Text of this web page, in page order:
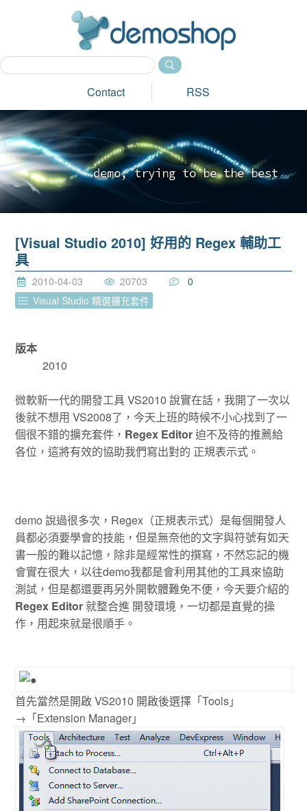
Contact RSS
demo, tryi ng to be the best_
[Visual Studio 2010] 好用的 Regex 輔助工
具
2010-04-03 20703
0
Visual Studio 精選擴充套件
版本
2010
微軟新一代的開發工具 VS2010 說實在話，我開了一次以
後就不想用 VS2008了，今天上班的時候不小心找到了一
個很不錯的擴充套件， Regex Editor迫不及待的推薦給
各位，這將有效的協助我們寫出對的 正規表示式。
demo 說過很多次，Regex（正規表示式）是每個開發人
員都必須要學會的技能，但是無奈他的文字與符號有如天
書一般的難以記憶，除非是經常性的撰寫，不然忘記的機
會實在很大，以往demo我都是會利用其他的工具來協助
測試，但是都還要再另外開軟體難免不便，今天要介紹的
Regex Editor就整合進 開發環境，一切都是直覺的操
作，用起來就是很順手。
首先當然是開啟 VS2010 開啟後選擇「Tools」
→「Extension Manager」